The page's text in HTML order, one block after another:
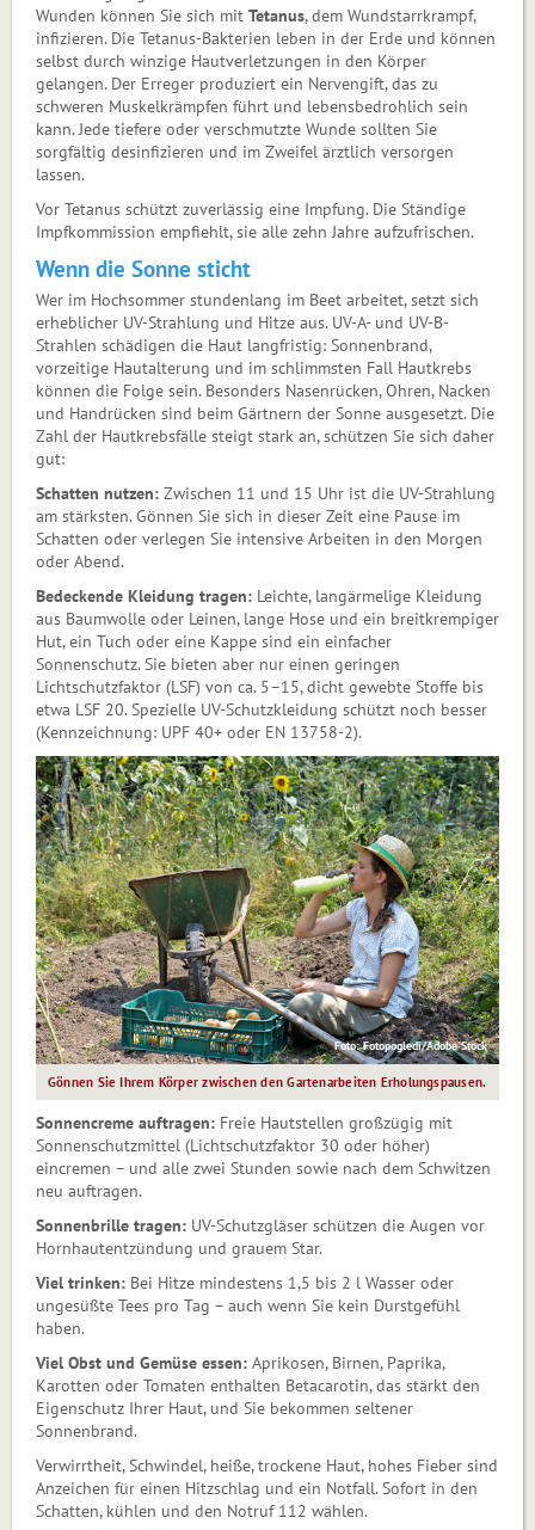
Wunden können Sie sich mit Tetanus, dem Wundstarrkrampf,
infizieren. Die Tetanus-Bakterien leben in der Erde und können
selbst durch winzige Hautverletzungen in den Körper
gelangen. Der Erreger produziert ein Nervengift, das zu
schweren Muskelkrämpfen führt und lebensbedrohlich sein
kann. Jede tiefere oder verschmutzte Wunde sollten Sie
sorgfältig desinfizieren und im Zweifel ärztlich versorgen
lassen.
Vor Tetanus schützt zuverlässig eine Impfung. Die Ständige
Impfkommission empfiehlt, sie alle zehn Jahre aufzufrischen.
Wenn die Sonne sticht
Wer im Hochsommer stundenlang im Beet arbeitet, setzt sich
erheblicher UV-Strahlung und Hitze aus. UV-A- und UV-B-
Strahlen schädigen die Haut langfristig: Sonnenbrand,
vorzeitige Hautalterung und im schlimmsten Fall Hautkrebs
können die Folge sein. Besonders Nasenrücken, Ohren, Nacken
und Handrücken sind beim Gärtnern der Sonne ausgesetzt. Die
Zahl der Hautkrebsfälle steigt stark an, schützen Sie sich daher
gut:
Schatten nutzen: Zwischen 11 und 15 Uhr ist die UV-Strahlung
am stärksten. Gönnen Sie sich in dieser Zeit eine Pause im
Schatten oder verlegen Sie intensive Arbeiten in den Morgen
oder Abend.
Bedeckende Kleidung tragen: Leichte, langärmelige Kleidung
aus Baumwolle oder Leinen, lange Hose und ein breitkrempiger
Hut, ein Tuch oder eine Kappe sind ein einfacher
Sonnenschutz. Sie bieten aber nur einen geringen
Lichtschutzfaktor (LSF) von ca. 5–15, dicht gewebte Stoffe bis
etwa LSF 20. Spezielle UV-Schutzkleidung schützt noch besser
(Kennzeichnung: UPF 40+ oder EN 13758-2).
Foto: Fotopogledi/Adobe Stock
Gönnen Sie Ihrem Körper zwischen den Gartenarbeiten Erholungspausen.
Sonnencreme auftragen: Freie Hautstellen großzügig mit
Sonnenschutzmittel (Lichtschutzfaktor 30 oder höher)
eincremen – und alle zwei Stunden sowie nach dem Schwitzen
neu auftragen.
Sonnenbrille tragen: UV-Schutzgläser schützen die Augen vor
Hornhautentzündung und grauem Star.
Viel trinken: Bei Hitze mindestens 1,5 bis 2 l Wasser oder
ungesüßte Tees pro Tag – auch wenn Sie kein Durstgefühl
haben.
Viel Obst und Gemüse essen: Aprikosen, Birnen, Paprika,
Karotten oder Tomaten enthalten Betacarotin, das stärkt den
Eigenschutz Ihrer Haut, und Sie bekommen seltener
Sonnenbrand.
Verwirrtheit, Schwindel, heiße, trockene Haut, hohes Fieber sind
Anzeichen für einen Hitzschlag und ein Notfall. Sofort in den
Schatten, kühlen und den Notruf 112 wählen.